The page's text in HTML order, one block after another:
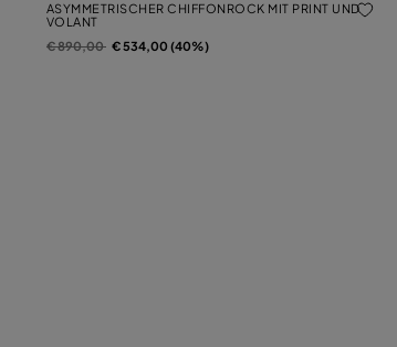
ASYMMETRISCHER CHIFFONROCK MIT PRINT UND
VOLANT
Preis reduziert von
€ 890,00auf€ 534,00 (40%)